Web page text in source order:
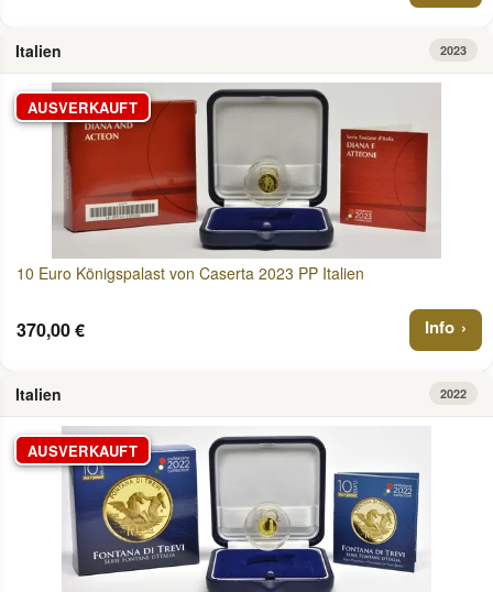
Italien 2023
AUSVERKAUFT
10 Euro Königspalast von Caserta 2023 PP Italien
370,00 € Info
Italien 2022
AUSVERKAUFT